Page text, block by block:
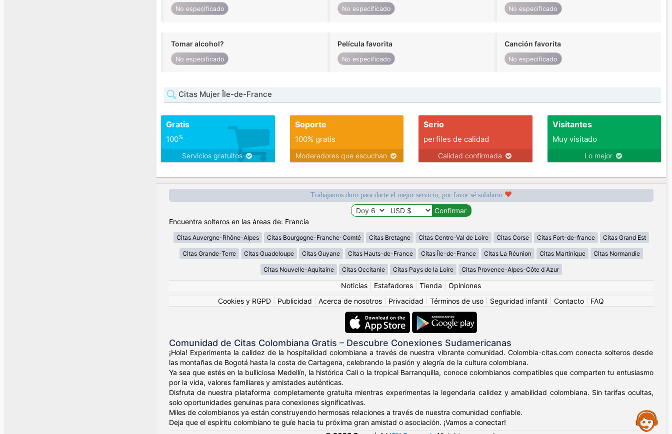
No especificado No especificado No especificado
Tomar alcohol?
No especificado
Película favorita
No especificado
Canción favorita
No especificado
Citas Mujer Île-de-France
Gratis
100%
Servicios gratuitos
Soporte
100% gratis
Moderadores que escuchan
Serio
perfiles de calidad
Calidad confirmada
Visitantes
Muy visitado
Lo mejor
Trabajamos duro para darte el mejor servicio, por favor sé solidario
Encuentra solteros en las áreas de: Francia
Citas Auvergne-Rhône-Alpes Citas Bourgogne-Franche-Comté Citas Bretagne Citas Centre-Val de Loire Citas Corse Citas Fort-de-france Citas Grand Est
Citas Grande-Terre Citas Guadeloupe Citas Guyane Citas Hauts-de-France Citas Île-de-France Citas La Réunion Citas Martinique Citas Normandie
Citas Nouvelle-Aquitaine Citas Occitanie Citas Pays de la Loire Citas Provence-Alpes-Côte d Azur
Noticias Estafadores Tienda
Opiniones
Cookies y RGPD
Publicidad Acerca de nosotros Privacidad Términos de uso Seguridad infantil Contacto FAQ
Comunidad de Citas Colombiana Gratis – Descubre Conexiones Sudamericanas
¡Hola! Experimenta la calidez de la hospitalidad colombiana a través de nuestra vibrante comunidad. Colombia-citas.com conecta solteros desde
las montañas de Bogotá hasta la costa de Cartagena, celebrando la pasión y alegría de la cultura colombiana.
Ya sea que estés en la bulliciosa Medellín, la histórica Cali o la tropical Barranquilla, conoce colombianos compatibles que comparten tu entusiasmo
por la vida, valores familiares y amistades auténticas.
Disfruta de nuestra plataforma completamente gratuita mientras experimentas la legendaria calidez y amabilidad colombiana. Sin tarifas ocultas,
solo oportunidades genuinas para conexiones significativas.
Miles de colombianos ya están construyendo hermosas relaciones a través de nuestra comunidad confiable.
Deja que el espíritu colombiano te guíe hacia tu próxima gran amistad o asociación. ¡Vamos a conectar!
Assistance